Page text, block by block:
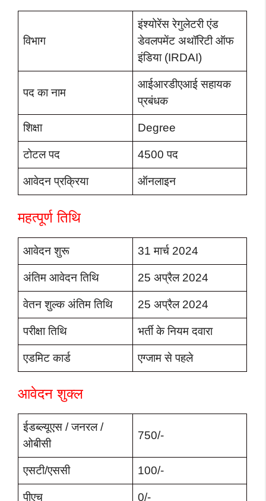
विभाग
इंश्योरेंस रेगुलेटरी एंड
डेवलपमेंट अथॉरिटी ऑफ
इंडिया (IRDAI)
पद का नाम
आईआरडीएआई सहायक
प्रबंधक
शिक्षा Degree
टोटल पद 4500 पद
आवेदन प्रक्रिया ऑनलाइन
महत्पूर्ण तिथि
आवेदन शुरू 31 मार्च 2024
अंतिम आवेदन तिथि 25 अप्रैल 2024
वेतन शुल्क अंतिम तिथि 25 अप्रैल 2024
परीक्षा तिथि भर्ती के नियम दवारा
एडमिट कार्ड एग्जाम से पहले
आवेदन शुक्ल
ईडब्ल्यूएस / जनरल /
ओबीसी
750/-
एसटी/एससी 100/-
पीएच 0/-